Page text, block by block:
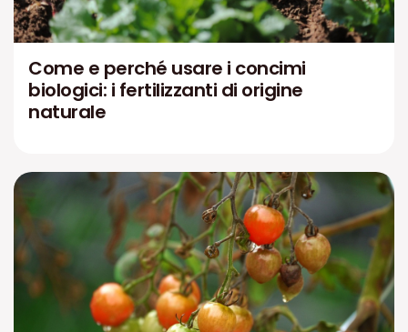
Come e perché usare i concimi
biologici: i fertilizzanti di origine
naturale